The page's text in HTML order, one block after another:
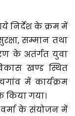
निर्देश के क्रम में
सम्मान तथा
के अतंर्गत युवा
खण्ड स्थित
में कार्यक्रम
किया गया।
वर्मा के संयोजन में